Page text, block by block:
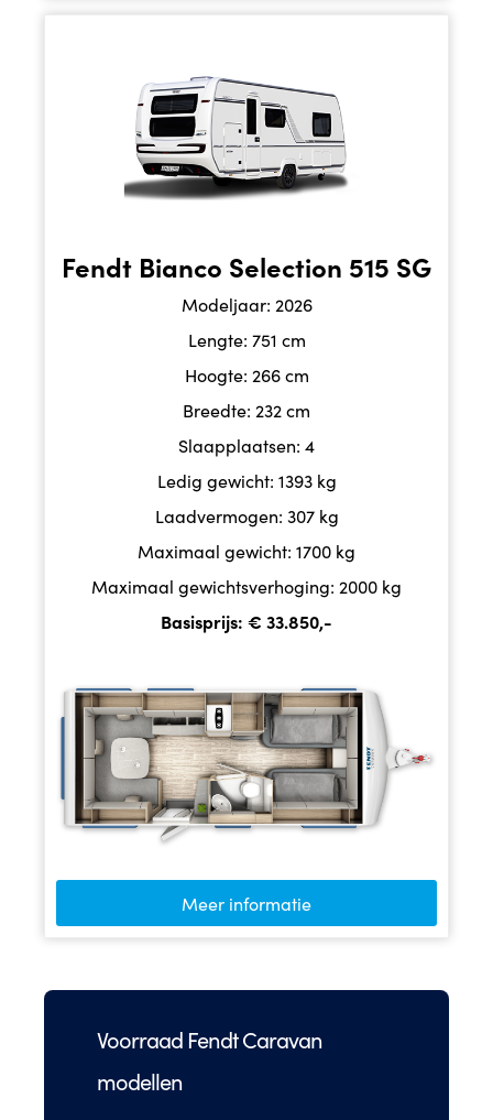
Fendt Bianco Selection 515 SG
Modeljaar: 2026
Lengte: 751 cm
Hoogte: 266 cm
Breedte: 232 cm
Slaapplaatsen: 4
Ledig gewicht: 1393 kg
Laadvermogen: 307 kg
Maximaal gewicht: 1700 kg
Maximaal gewichtsverhoging: 2000 kg
Basisprijs: € 33.850,-
Meer informatie
Voorraad Fendt Caravan
modellen